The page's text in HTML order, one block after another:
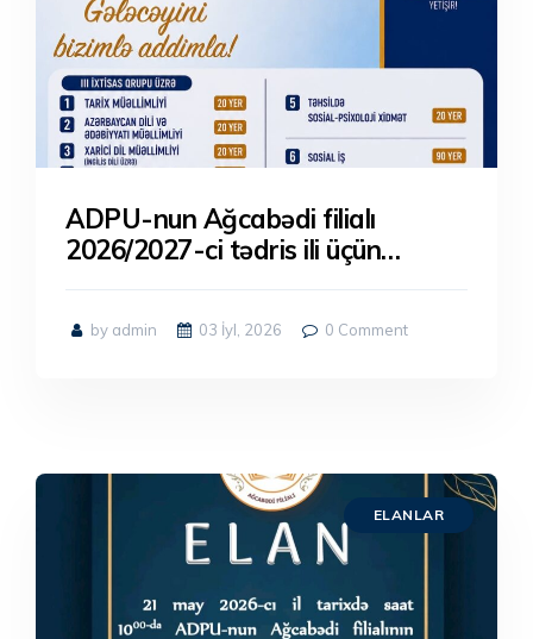
ADPU-nun Ağcabədi filialı
2026/2027-ci tədris ili üçün
qapılarını abituriyentlərin üzünə
zəngin tədris mühiti ilə sizi
by admin 03 İyl, 2026 0 Comment
ELANLAR